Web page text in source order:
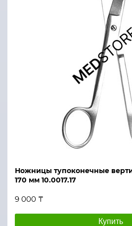
Ножницы тупоконечные
170 мм 10.0017.17
9 000 ₸
Купить